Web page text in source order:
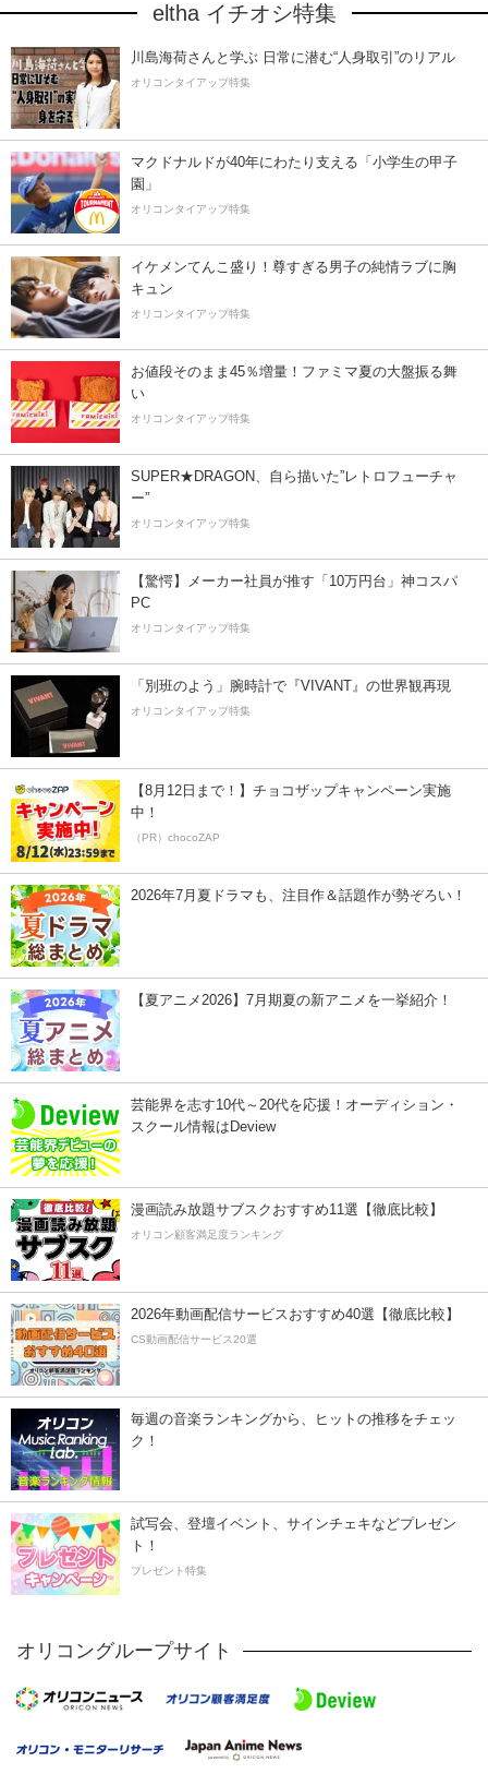
eltha イチオシ特集
川島海荷さんと学ぶ 日常に潜む“人身取引”のリアル
オリコンタイアップ特集
マクドナルドが40年にわたり支える「小学生の甲子
園」
オリコンタイアップ特集
イケメンてんこ盛り！尊すぎる男子の純情ラブに胸
キュン
オリコンタイアップ特集
お値段そのまま45％増量！ファミマ夏の大盤振る舞
い
オリコンタイアップ特集
SUPER★DRAGON、自ら描いた”レトロフューチャ
ー”
オリコンタイアップ特集
【驚愕】メーカー社員が推す「10万円台」神コスパ
PC
オリコンタイアップ特集
「別班のよう」腕時計で『VIVANT』の世界観再現
オリコンタイアップ特集
【8月12日まで！】チョコザップキャンペーン実施
中！
（PR）chocoZAP
2026年7月夏ドラマも、注目作＆話題作が勢ぞろい！
【夏アニメ2026】7月期夏の新アニメを一挙紹介！
芸能界を志す10代～20代を応援！オーディション・
スクール情報はDeview
漫画読み放題サブスクおすすめ11選【徹底比較】
オリコン顧客満足度ランキング
2026年動画配信サービスおすすめ40選【徹底比較】
CS動画配信サービス20選
毎週の音楽ランキングから、ヒットの推移をチェッ
ク！
試写会、登壇イベント、サインチェキなどプレゼン
ト！
プレゼント特集
オリコングループサイト